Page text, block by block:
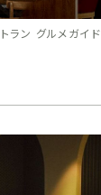
ラン グルメガイド